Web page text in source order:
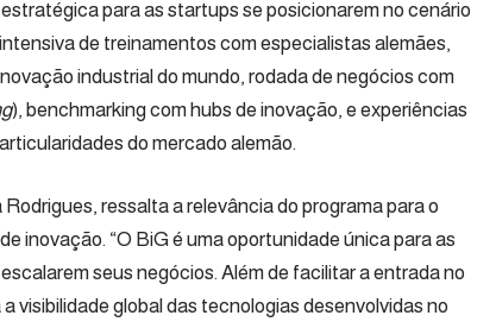
para as startups se posicionarem no cenário
de treinamentos com especialistas alemães,
industrial do mundo, rodada de negócios com
), benchmarking com hubs de inovação, e experiências
do mercado alemão.
ressalta a relevância do programa para o
inovação. “O BiG é uma oportunidade única para as
seus negócios. Além de facilitar a entrada no
visibilidade global das tecnologias desenvolvidas no